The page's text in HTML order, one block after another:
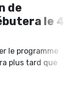
de
le 4
le programme
plus tard que